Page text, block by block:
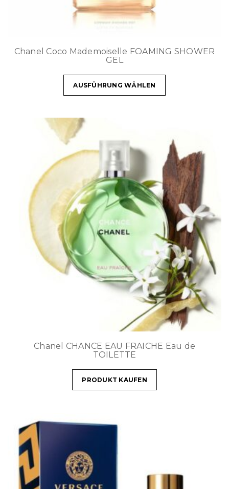
Chanel Coco Mademoiselle FOAMING SHOWER
GEL
AUSFÜHRUNG WÄHLEN
Chanel CHANCE EAU FRAICHE Eau de
TOILETTE
PRODUKT KAUFEN